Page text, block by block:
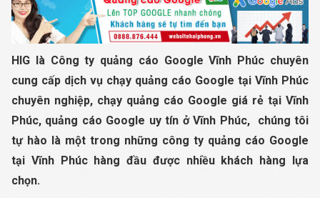
HIG là Công ty quảng cáo Google Vĩnh Phúc chuyên
cung cấp dịch vụ chạy quảng cáo Google tại Vĩnh Phúc
chuyên nghiệp, chạy quảng cáo Google giá rẻ tại Vĩnh
Phúc, quảng cáo Google uy tín ở Vĩnh Phúc, chúng tôi
tự hào là một trong những công ty quảng cáo Google
tại Vĩnh Phúc hàng đầu được nhiều khách hàng lựa
chọn.